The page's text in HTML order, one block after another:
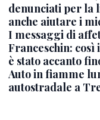
denunciati per la
anche aiutare i
I messaggi di
Franceschin:
è stato accanto
Auto in fiamme
autostradale a